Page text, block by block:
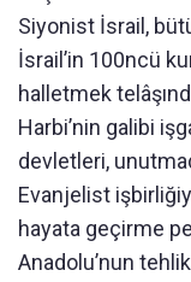
Siyonist İsrail,
İsrail’in 100ncü
halletmek
Harbi’nin galibi
devletleri,
Evanjelist
hayata geçirme
Anadolu’nun